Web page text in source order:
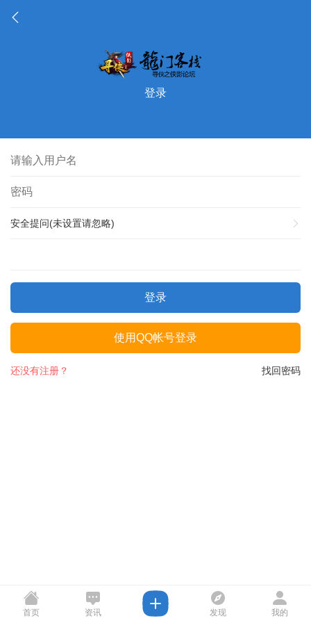
登录
安全提问(未设置请忽略)
登录
使用QQ帐号登录
找回密码
还没有注册？
首页 资讯 发现 我的